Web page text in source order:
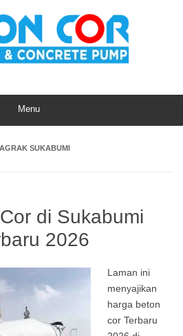
Menu
SUKABUMI
di Sukabumi
2026
Laman ini
menyajikan
harga beton
cor Terbaru